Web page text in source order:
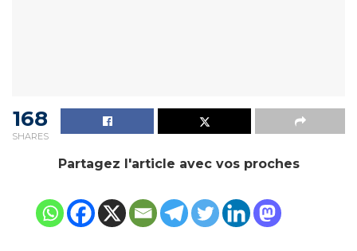
168
SHARES
Partagez l'article avec vos proches